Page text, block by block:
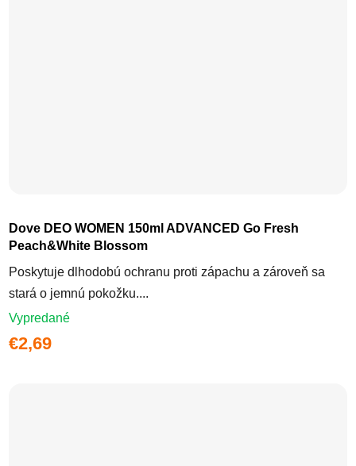
Dove DEO WOMEN 150ml ADVANCED Go Fresh
Peach&White Blossom
Poskytuje dlhodobú ochranu proti zápachu a zároveň sa
stará o jemnú pokožku....
Vypredané
€2,69